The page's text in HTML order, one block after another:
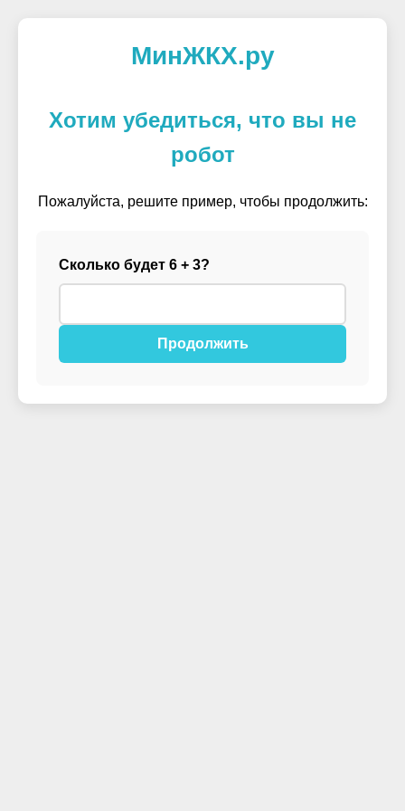
МинЖКХ.ру
Хотим убедиться, что вы не
робот
Пожалуйста, решите пример, чтобы продолжить:
Сколько будет 6 + 3?
Продолжить